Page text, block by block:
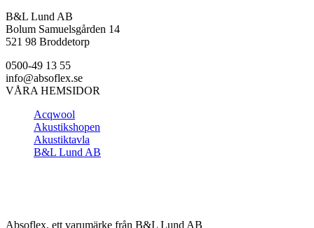
B&L Lund AB
Bolum Samuelsgården 14
521 98 Broddetorp
0500-49 13 55
info@absoflex.se
VÅRA HEMSIDOR
Acqwool
Akustikshopen
Akustiktavla
B&L Lund AB
Absoflex, ett varumärke från B&L Lund AB